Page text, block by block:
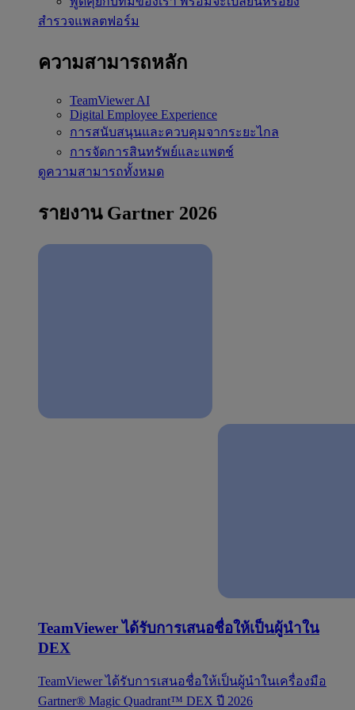
สำรวจแพลตฟอร์ม
ความสามารถหลัก
TeamViewer AI
Digital Employee Experience
การสนับสนุนและควบคุมจากระยะไกล
การจัดการสินทรัพย์และแพตช์
ดูความสามารถทั้งหมด
รายงาน Gartner 2026
TeamViewer ได้รับการเสนอชื่อให้เป็นผู้นำใน
DEX
TeamViewer ได้รับการเสนอชื่อให้เป็นผู้นำในเครื่องมือ
Gartner® Magic Quadrant™ DEX ปี 2026